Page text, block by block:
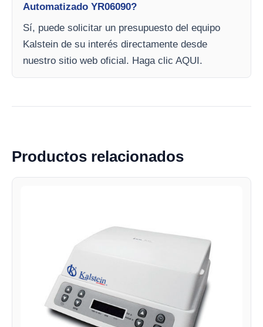
Automatizado YR06090?
Sí, puede solicitar un presupuesto del equipo
Kalstein de su interés directamente desde
nuestro sitio web oficial. Haga clic AQUI.
Productos relacionados